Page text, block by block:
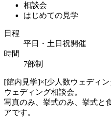
相談会
はじめての見学
日程
平日・土日祝開催
時間
7部制
[館内見学]×[少人数ウェディ
ウェディング相談会。
写真のみ、挙式のみ、挙式と
アです。